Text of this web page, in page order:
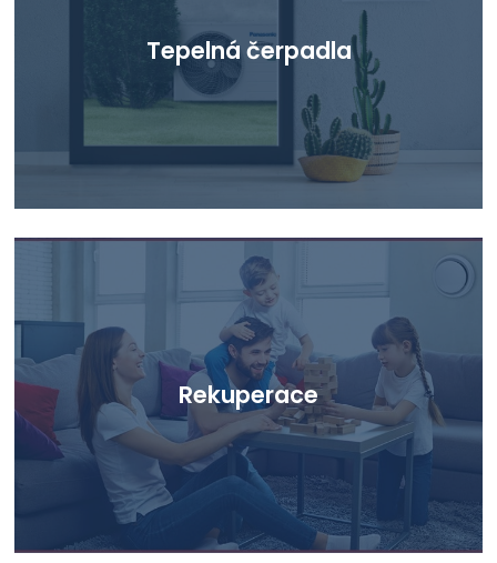
Tepelná čerpadla
Rekuperace